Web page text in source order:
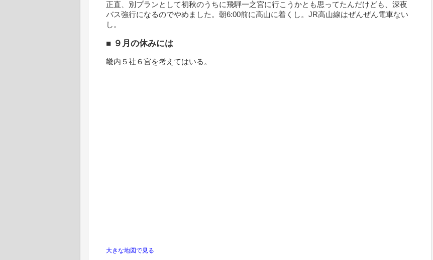
正直、別プランとして初秋のうちに飛騨一之宮に行こうかとも思ってたんだけども、深夜
バス強行になるのでやめました。朝6:00前に高山に着くし。JR高山線はぜんぜん電車ない
し。
■ ９月の休みには
畿内５社６宮を考えてはいる。
大きな地図で見る